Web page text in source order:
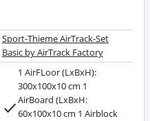
Sport-Thieme AirTrack-Set
Basic by AirTrack Factory
1 AirFLoor (LxBxH):
300x100x10 cm 1
AirBoard (LxBxH:
60x100x10 cm 1 Airblock